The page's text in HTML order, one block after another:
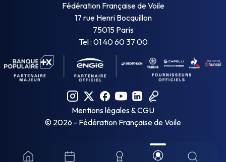
Fédération Française de Voile
17 rue Henri Bocquillon
75015 Paris
Tel : 01 40 60 37 00
Mentions légales & CGU
© 2026 - Fédération Française de Voile